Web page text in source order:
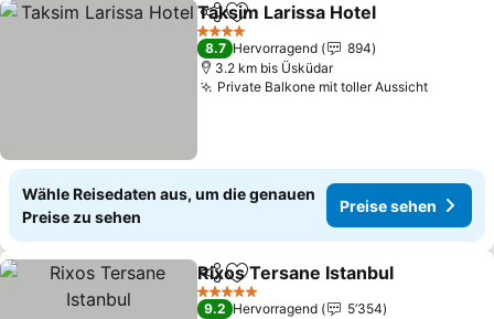
TeilenZu Favoriten hinzufügen
Taksim Larissa Hotel
4 Sterne
8.7 Hervorragend
894
3.2 km bis Üsküdar
Private Balkone mit toller AussichtPreise
Wähle Reisedaten aus, um die genauen
Preise zu sehen
Preise sehen
TeilenZu Favoriten hinzufügen
Rixos Tersane Istanbul
5 Sterne
9.2 Hervorragend
5’354